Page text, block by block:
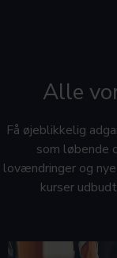
Alle
Få øjeblikkelig
som løbende
lovændringer og
kurser